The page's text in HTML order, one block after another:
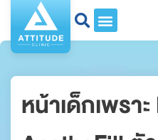
หน้าเด็กเพรา